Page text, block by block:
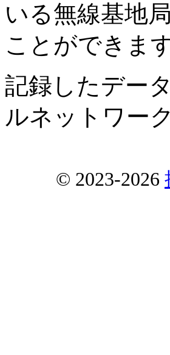
いる無線基地
ことができます
記録したデー
ルネットワー
© 2023-2026